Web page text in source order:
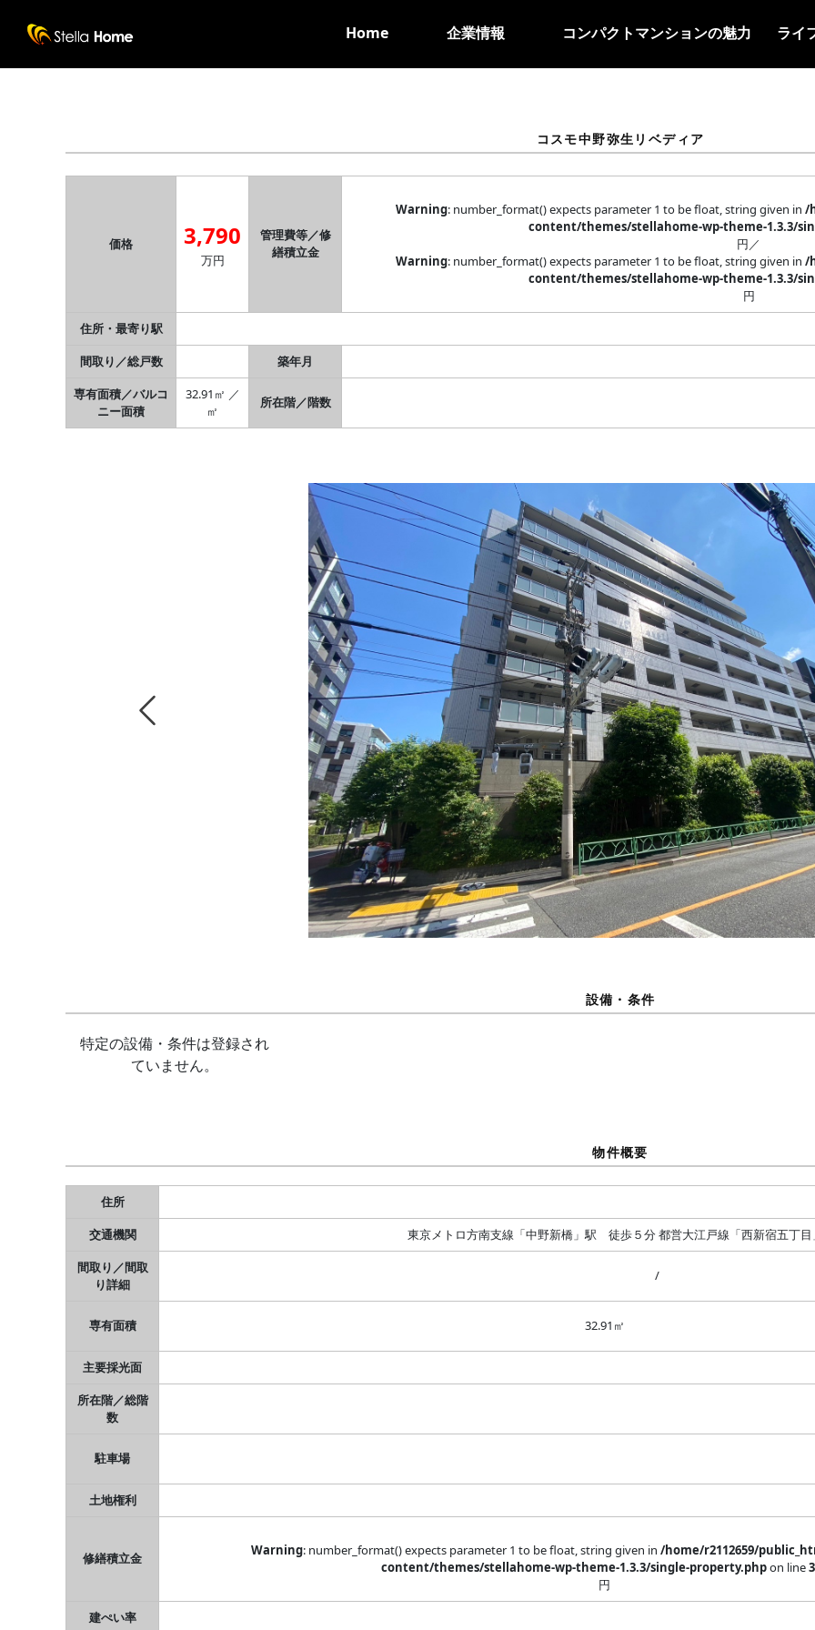
Home 企業情報 コンパクトマンションの魅力 ライ
コスモ中野弥生リベディア
価格 3,790
万円
管理費等／修
繕積立金
Warning: number_format() expects parameter 1 to be float, string given in /
content/themes/stellahome-wp-theme-1.3.3/
円／
Warning: number_format() expects parameter 1 to be float, string given in /
content/themes/stellahome-wp-theme-1.3.3/
円
住所・最寄り駅
間取り／総戸数
築年月
専有面積／バルコ
ニー面積
32.91㎡ ／
㎡
所在階／階数
Previous
設備・条件
特定の設備・条件は登録され
ていません。
物件概要
住所
交通機関
東京メトロ方南支線「中野新橋」駅 徒歩５分 都営大江戸線「西新宿五丁
間取り／間取
り詳細
/
専有面積 32.91㎡
主要採光面
所在階／総階
数
駐車場
土地権利
修繕積立金 Warning: number_format() expects parameter 1 to be float, string given in/home/r2112659/
content/themes/stellahome-wp-theme-1.3.3/single-property.phpon line
円
建ぺい率